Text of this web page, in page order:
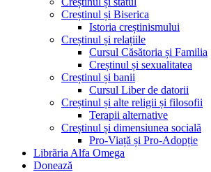
Creștinul și Biserica
Istoria creștinismului
Creștinul și relațiile
Cursul Căsătoria și Familia
Creștinul și sexualitatea
Creștinul și banii
Cursul Liber de datorii
Creștinul și alte religii și filosofii
Terapii alternative
Creștinul și dimensiunea socială
Pro-Viață și Pro-Adopție
Librăria Alfa Omega
Donează